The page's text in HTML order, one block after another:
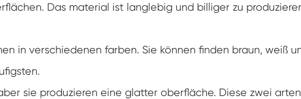
Das material ist langlebig und billiger zu
in verschiedenen farben. Sie können finden braun, weiß
sie produzieren eine glatter oberfläche. Diese zwei arten